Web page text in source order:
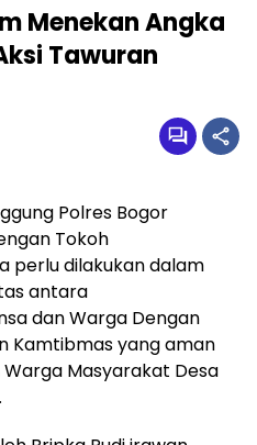
Menekan Angka
Tawuran
Polres Bogor
Tokoh
perlu dilakukan dalam
antara
dan Warga Dengan
Kamtibmas yang aman
Masyarakat Desa